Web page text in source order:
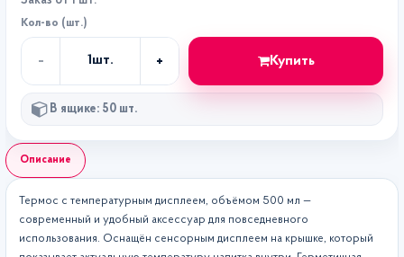
Описание
Термос с температурным дисплеем, объёмом 500 мл —
современный и удобный аксессуар для повседневного
использования. Оснащён сенсорным дисплеем на крышке, который
Кол-во (шт.)
-
во
1шт. + Купить
В ящике: 50 шт.